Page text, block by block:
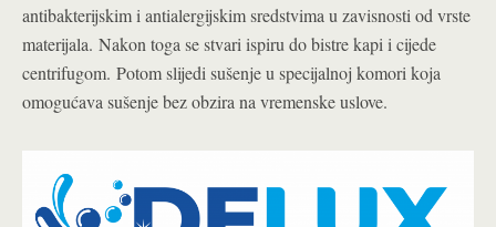
antibakterijskim i antialergijskim sredstvima u zavisnosti od vrste
materijala. Nakon toga se stvari ispiru do bistre kapi i cijede
centrifugom. Potom slijedi sušenje u specijalnoj komori koja
omogućava sušenje bez obzira na vremenske uslove.